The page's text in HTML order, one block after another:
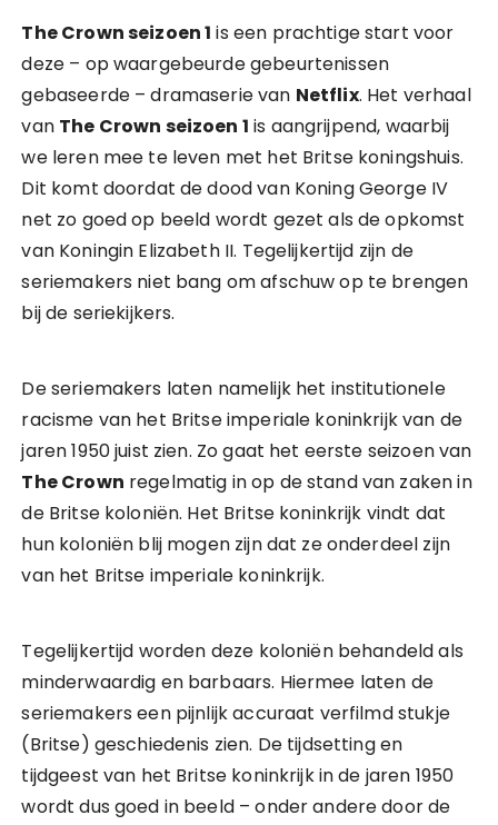
The Crown seizoen 1 is een prachtige start voor
deze – op waargebeurde gebeurtenissen
gebaseerde – dramaserie van Netflix. Het verhaal
van The Crown seizoen 1 is aangrijpend, waarbij
we leren mee te leven met het Britse koningshuis.
Dit komt doordat de dood van Koning George IV
net zo goed op beeld wordt gezet als de opkomst
van Koningin Elizabeth II. Tegelijkertijd zijn de
seriemakers niet bang om afschuw op te brengen
bij de seriekijkers.
De seriemakers laten namelijk het institutionele
racisme van het Britse imperiale koninkrijk van de
jaren 1950 juist zien. Zo gaat het eerste seizoen van
The Crown regelmatig in op de stand van zaken in
de Britse koloniën. Het Britse koninkrijk vindt dat
hun koloniën blij mogen zijn dat ze onderdeel zijn
van het Britse imperiale koninkrijk.
Tegelijkertijd worden deze koloniën behandeld als
minderwaardig en barbaars. Hiermee laten de
seriemakers een pijnlijk accuraat verfilmd stukje
(Britse) geschiedenis zien. De tijdsetting en
tijdgeest van het Britse koninkrijk in de jaren 1950
wordt dus goed in beeld – onder andere door de